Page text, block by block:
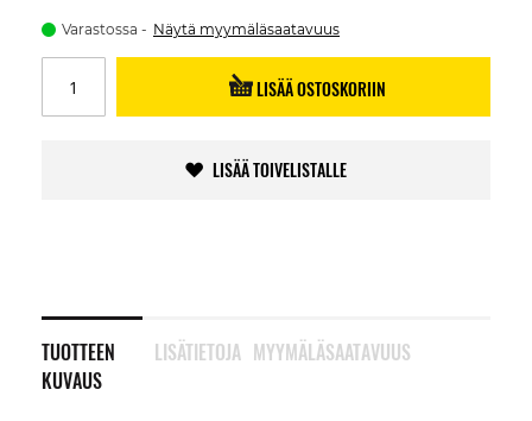
Varastossa Näytä myymäläsaatavuus
LISÄÄ OSTOSKORIIN
LISÄÄ TOIVELISTALLE
TUOTTEEN
KUVAUS
LISÄTIETOJA MYYMÄLÄSAATAVUUS